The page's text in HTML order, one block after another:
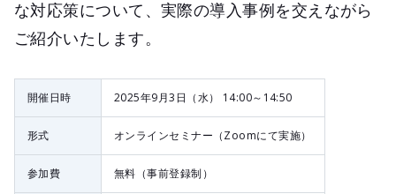
な対応策について、実際の導入事例を交えながら
ご紹介いたします。
開催日時 2025年9月3日（水） 14:00～14:50
形式 オンラインセミナー（Zoomにて実施）
参加費 無料（事前登録制）